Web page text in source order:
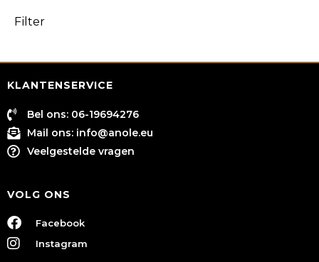
Filter
KLANTENSERVICE
Bel ons: 06-19694276
Mail ons: info@anole.eu
Veelgestelde vragen
VOLG ONS
Facebook
Instagram